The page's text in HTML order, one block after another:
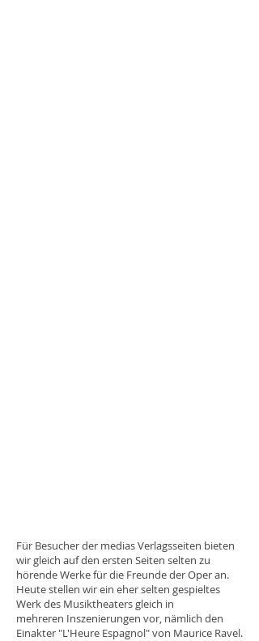
Für Besucher der medias Verlagsseiten bieten
wir gleich auf den ersten Seiten selten zu
hörende Werke für die Freunde der Oper an.
Heute stellen wir ein eher selten gespieltes
Werk des Musiktheaters gleich in
mehreren Inszenierungen vor, nämlich den
Einakter "L'Heure Espagnol" von Maurice Ravel.